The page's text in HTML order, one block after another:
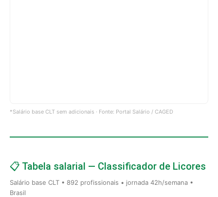
*Salário base CLT sem adicionais · Fonte: Portal Salário / CAGED
📋 Tabela salarial — Classificador de Licores
Salário base CLT • 892 profissionais • jornada 42h/semana •
Brasil